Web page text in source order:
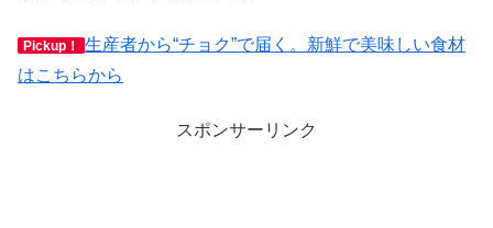
Pickup！
生産者から“チョク”で届く。新鮮で美味しい食材
はこちらから
スポンサーリンク